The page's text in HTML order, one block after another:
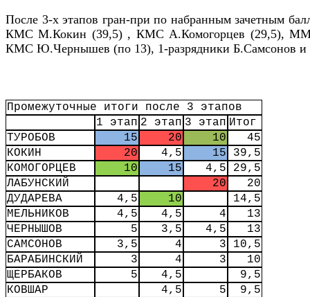
После 3-х этапов гран-при по набранным зачетным
КМС М.Кокин (39,5) , КМС А.Комогорцев (29,5),
КМС Ю.Чернышев (по 13), 1-разрядники Б.Самсонов и
Промежуточные итоги после 3 этапов
1 этап 2 этап 3 этап Итог
ТУРОБОВ
15 20 10
45
КОКИН
20 4,5 15
39,5
КОМОГОРЦЕВ
10 15 4,5
29,5
ЛАБУНСКИЙ
20
20
ДУДАРЕВА
4,5 10
14,5
МЕЛЬНИКОВ
4,5 4,5 4
13
ЧЕРНЫШОВ
5 3,5 4,5
13
САМСОНОВ
3,5 4 3
10,5
БАРАБИНСКИЙ
3 4 3
10
ЩЕРБАКОВ
5 4,5
9,5
КОВШАР
4,5 5
9,5